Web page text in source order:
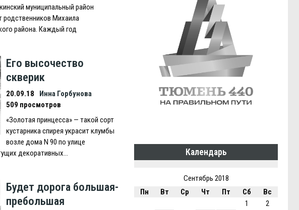
муниципальный район
родственников Михаила
района. Каждый год
Его высочество
скверик
20.09.18
Инна Горбунова
509 просмотров
«Золотая принцесса» — такой сорт
кустарника спирея украсит клумбы
возле дома N 90 по улице
декоративных…
Будет дорога большая-
пребольшая
Календарь
Сентябрь 2018
Пн
Вт Ср Чт Пт Сб
Вс
1
2